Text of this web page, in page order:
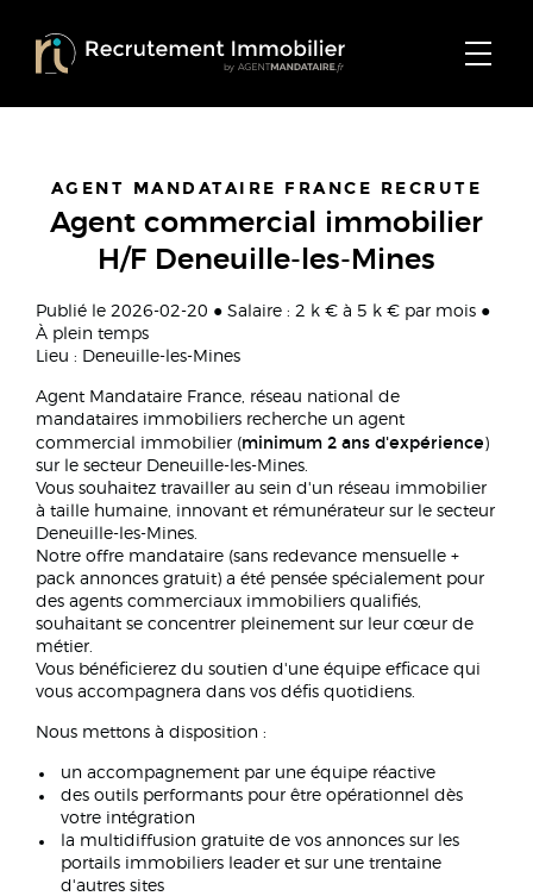
AGENT MANDATAIRE FRANCE RECRUTE
Agent commercial immobilier
H/F Deneuille-les-Mines
Publié le 2026-02-20 ● Salaire : 2 k € à 5 k € par mois ●
À plein temps
Lieu : Deneuille-les-Mines
Agent Mandataire France, réseau national de
mandataires immobiliers recherche un agent
commercial immobilier (minimum 2 ans d'expérience )
sur le secteur Deneuille-les-Mines.
Vous souhaitez travailler au sein d'un réseau immobilier
à taille humaine, innovant et rémunérateur sur le secteur
Deneuille-les-Mines.
Notre offre mandataire (sans redevance mensuelle +
pack annonces gratuit) a été pensée spécialement pour
des agents commerciaux immobiliers qualifiés,
souhaitant se concentrer pleinement sur leur cœur de
métier.
Vous bénéficierez du soutien d'une équipe efficace qui
vous accompagnera dans vos défis quotidiens.
Nous mettons à disposition :
un accompagnement par une équipe réactive
des outils performants pour être opérationnel dès
votre intégration
la multidiffusion gratuite de vos annonces sur les
portails immobiliers leader et sur une trentaine
d'autres sites